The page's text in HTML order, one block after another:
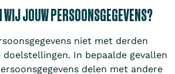
JOUW PERSOONSGEGEVENS?
niet met derden
In bepaalde gevallen
delen met andere